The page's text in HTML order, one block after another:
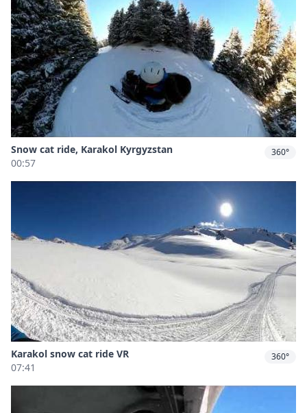
Snow cat ride, Karakol Kyrgyzstan
00:57
360°
Karakol snow cat ride VR
07:41
360°